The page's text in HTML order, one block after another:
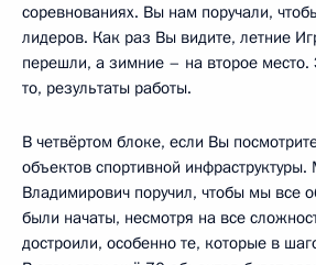
соревнованиях. Вы нам поручали,
лидеров. Как раз Вы видите, летние
перешли, а зимние – на второе
то, результаты работы.
В четвёртом блоке, если Вы
объектов спортивной
Владимирович поручил, чтобы мы все
были начаты, несмотря на все
достроили, особенно те, которые в